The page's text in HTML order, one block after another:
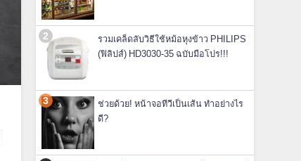
รวมเคล็ดลับวิธีใช้หม้อหุงข้าว PHILIPS
(ฟิลิปส์) HD3030-35 ฉบับมือโปร!!!
ช่วยด้วย! หน้าจอทีวีเป็นเส้น ทำอย่างไร
ดี?